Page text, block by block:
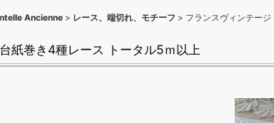
Ancienne > レース、端切れ、モチーフ > フランスヴィンテー
紙巻き4種レース トータル5ｍ以上